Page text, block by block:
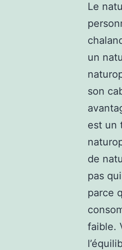
Le
un
son
est un
de
pas
parce
faible.